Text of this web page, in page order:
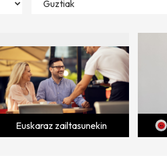
Euskaraz zailtasunekin